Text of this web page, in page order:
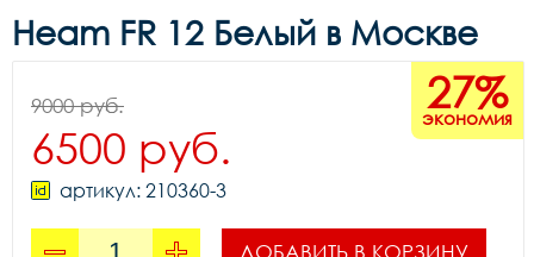
Heam FR 12 Белый в Москве
27%
экономия
9000 руб.
6500 руб.
артикул: 210360-3
ДОБАВИТЬ В КОРЗИНУ